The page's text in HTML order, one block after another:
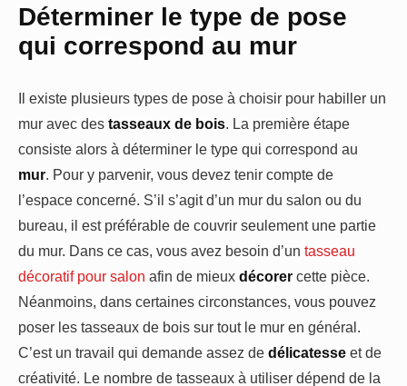
Déterminer le type de pose
qui correspond au mur
Il existe plusieurs types de pose à choisir pour habiller un
mur avec des tasseaux de bois. La première étape
consiste alors à déterminer le type qui correspond au
mur. Pour y parvenir, vous devez tenir compte de
l’espace concerné. S’il s’agit d’un mur du salon ou du
bureau, il est préférable de couvrir seulement une partie
du mur. Dans ce cas, vous avez besoin d’un tasseau
décoratif pour salon afin de mieux décorer cette pièce.
Néanmoins, dans certaines circonstances, vous pouvez
poser les tasseaux de bois sur tout le mur en général.
C’est un travail qui demande assez de délicatesse et de
créativité. Le nombre de tasseaux à utiliser dépend de la